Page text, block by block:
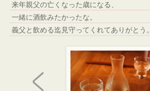
来年親父の亡くなった歳になる、
一緒に酒飲みたかったな。
義父と飲める迄見守ってくれてありがとう。